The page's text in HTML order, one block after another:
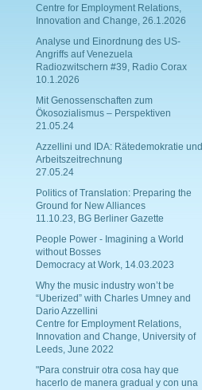
Centre for Employment Relations,
Innovation and Change, 26.1.2026
Analyse und Einordnung des US-
Angriffs auf Venezuela
Radiozwitschern #39, Radio Corax
10.1.2026
Mit Genossenschaften zum
Ökosozialismus – Perspektiven
21.05.24
Azzellini und IDA: Rätedemokratie und
Arbeitszeitrechnung
27.05.24
Politics of Translation: Preparing the
Ground for New Alliances
11.10.23, BG Berliner Gazette
People Power - Imagining a World
without Bosses
Democracy at Work, 14.03.2023
Why the music industry won’t be
“Uberized” with Charles Umney and
Dario Azzellini
Centre for Employment Relations,
Innovation and Change, University of
Leeds, June 2022
"Para construir otra cosa hay que
hacerlo de manera gradual y con una